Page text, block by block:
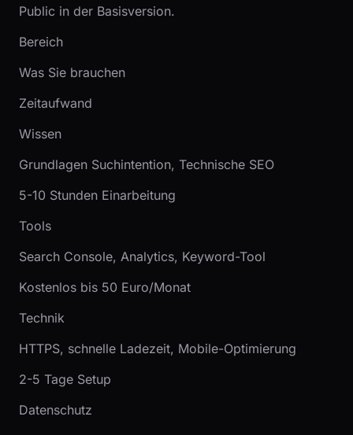
Public in der Basisversion.
Bereich
Was Sie brauchen
Zeitaufwand
Wissen
Grundlagen Suchintention, Technische SEO
5-10 Stunden Einarbeitung
Tools
Search Console, Analytics, Keyword-Tool
Kostenlos bis 50 Euro/Monat
Technik
HTTPS, schnelle Ladezeit, Mobile-Optimierung
2-5 Tage Setup
Datenschutz